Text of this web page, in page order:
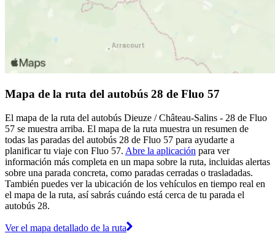
Mapa de la ruta del autobús 28 de Fluo 57
El mapa de la ruta del autobús Dieuze / Château-Salins - 28 de Fluo
57 se muestra arriba. El mapa de la ruta muestra un resumen de
todas las paradas del autobús 28 de Fluo 57 para ayudarte a
planificar tu viaje con Fluo 57. Abre la aplicación para ver
información más completa en un mapa sobre la ruta, incluidas alertas
sobre una parada concreta, como paradas cerradas o trasladadas.
También puedes ver la ubicación de los vehículos en tiempo real en
el mapa de la ruta, así sabrás cuándo está cerca de tu parada el
autobús 28.
Ver el mapa detallado de la ruta